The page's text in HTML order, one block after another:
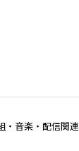
・音楽・配信関連